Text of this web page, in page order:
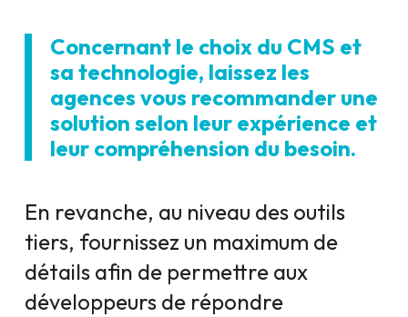
Concernant le choix du CMS et
sa technologie, laissez les
agences vous recommander une
solution selon leur expérience et
leur compréhension du besoin.
En revanche, au niveau des outils
tiers, fournissez un maximum de
détails afin de permettre aux
développeurs de répondre